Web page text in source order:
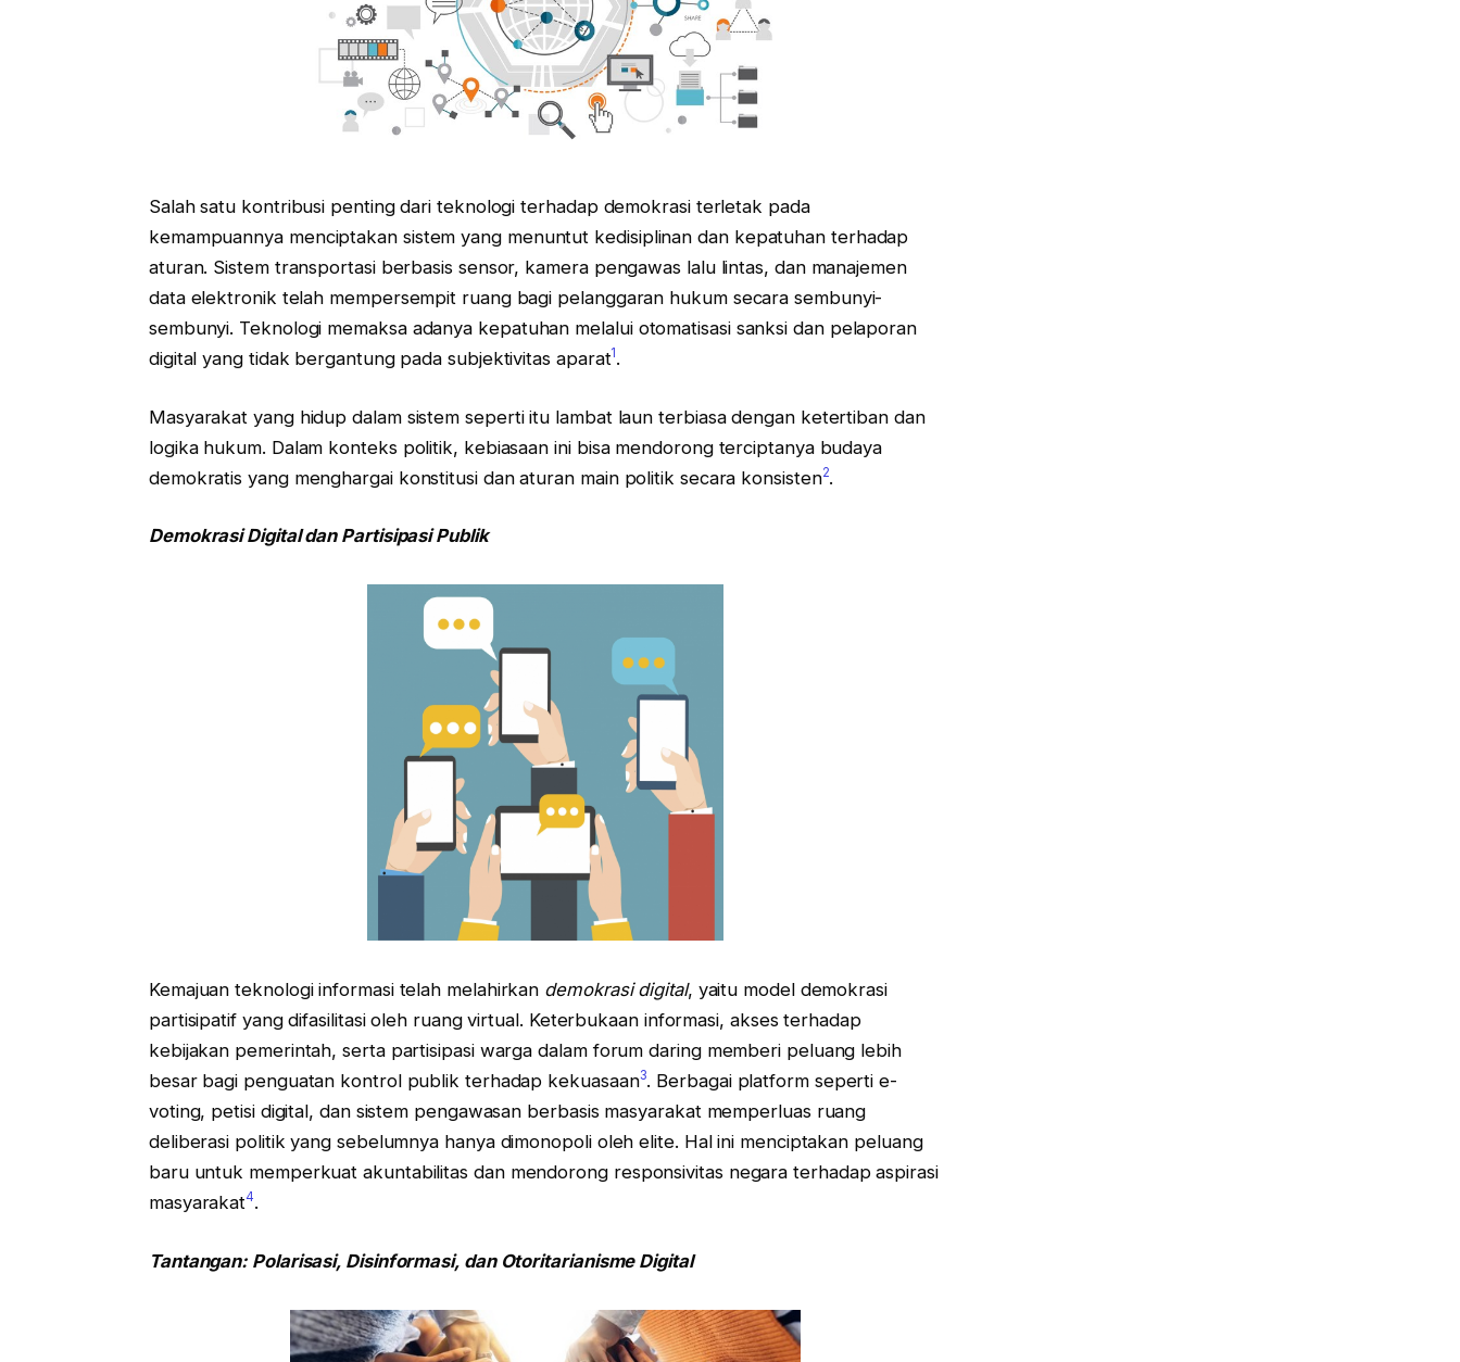
Salah satu kontribusi penting dari teknologi terhadap demokrasi terletak pada
kemampuannya menciptakan sistem yang menuntut kedisiplinan dan kepatuhan terhadap
aturan. Sistem transportasi berbasis sensor, kamera pengawas lalu lintas, dan manajemen
data elektronik telah mempersempit ruang bagi pelanggaran hukum secara sembunyi-
sembunyi. Teknologi memaksa adanya kepatuhan melalui otomatisasi sanksi dan pelaporan
digital yang tidak bergantung pada subjektivitas aparat1 .
Masyarakat yang hidup dalam sistem seperti itu lambat laun terbiasa dengan ketertiban dan
logika hukum. Dalam konteks politik, kebiasaan ini bisa mendorong terciptanya budaya
demokratis yang menghargai konstitusi dan aturan main politik secara konsisten2.
Demokrasi Digital dan Partisipasi Publik
Kemajuan teknologi informasi telah melahirkan demokrasi digital, yaitu model demokrasi
partisipatif yang difasilitasi oleh ruang virtual. Keterbukaan informasi, akses terhadap
kebijakan pemerintah, serta partisipasi warga dalam forum daring memberi peluang lebih
besar bagi penguatan kontrol publik terhadap kekuasaan3. Berbagai platform seperti e-
voting, petisi digital, dan sistem pengawasan berbasis masyarakat memperluas ruang
deliberasi politik yang sebelumnya hanya dimonopoli oleh elite. Hal ini menciptakan peluang
baru untuk memperkuat akuntabilitas dan mendorong responsivitas negara terhadap aspirasi
masyarakat4.
Tantangan: Polarisasi, Disinformasi, dan Otoritarianisme Digital